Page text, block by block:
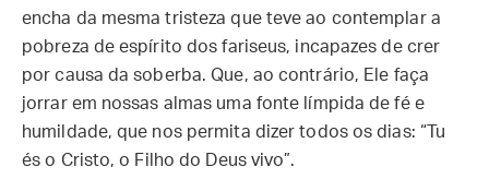
encha da mesma tristeza que teve ao contemplar a
pobreza de espírito dos fariseus, incapazes de crer
por causa da soberba. Que, ao contrário, Ele faça
jorrar em nossas almas uma fonte límpida de fé e
humildade, que nos permita dizer todos os dias: “Tu
és o Cristo, o Filho do Deus vivo”.